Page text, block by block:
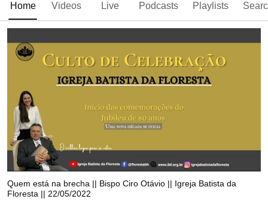
Home Videos Live Podcasts Playlists
Quem está na brecha || Bispo Ciro Otávio || Igreja Batista da
Floresta || 22/05/2022